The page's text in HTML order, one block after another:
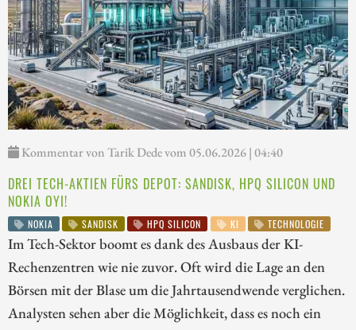
Kommentar von Tarik Dede vom 05.06.2026 | 04:40
DREI TECH-AKTIEN FÜRS DEPOT: SANDISK, HPQ SILICON UND
NOKIA OYI!
NOKIA SANDISK HPQ SILICON KI TECHNOLOGIE
Im Tech-Sektor boomt es dank des Ausbaus der KI-
Rechenzentren wie nie zuvor. Oft wird die Lage an den
Börsen mit der Blase um die Jahrtausendwende verglichen.
Analysten sehen aber die Möglichkeit, dass es noch ein